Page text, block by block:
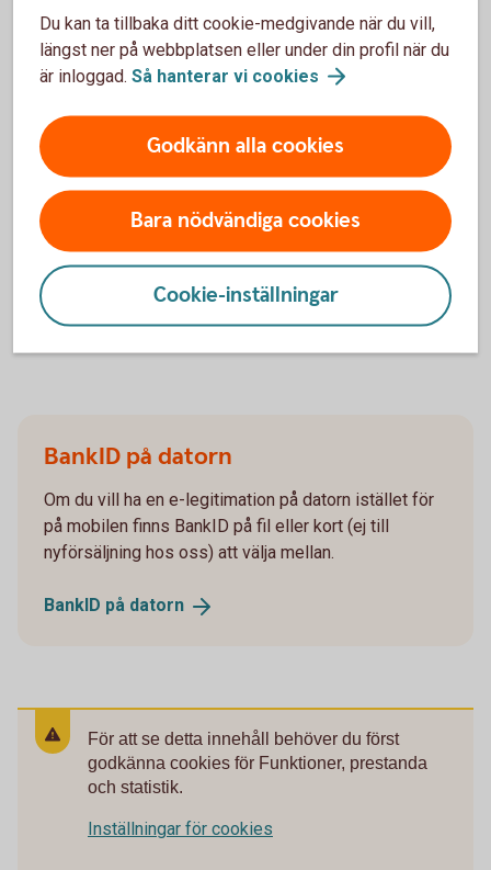
Legitimera dig på mobilen eller
datorn – skaffa e-legitimation
Mobilt BankID
Med mobilt BankID kan du legitimera dig med
mobilen - när och var du vill. Läs mer om hur det
fungerar och beställ Mobilt BankID.
Mobilt
BankID på datorn
Om du vill ha en e-legitimation på datorn istället för
på mobilen finns BankID på fil eller kort (ej till
nyförsäljning hos oss) att välja mellan.
BankID på datorn
För att se detta innehåll behöver du först
godkänna cookies för Funktioner, prestanda
och statistik.
Inställningar för cookies
Du kan ta tillbaka ditt cookie-medgivande när du vill,
längst ner på webbplatsen eller under din profil när du
är inloggad. Så hanterar vi cookies
Godkänn alla cookies
Bara nödvändiga cookies
Cookie-inställningar